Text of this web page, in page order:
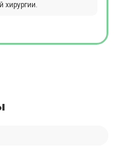
хирургии.